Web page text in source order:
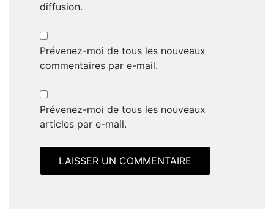
diffusion.
Prévenez-moi de tous les nouveaux
commentaires par e-mail.
Prévenez-moi de tous les nouveaux
articles par e-mail.